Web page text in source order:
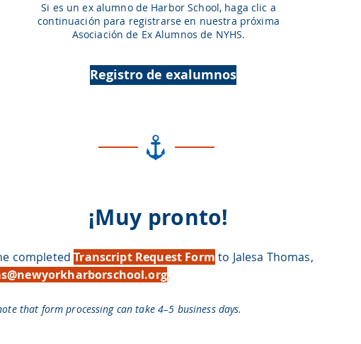
Si es un ex alumno de Harbor School, haga clic a
continuación para registrarse en nuestra próxima
Asociación de Ex Alumnos de NYHS.
Registro de exalumnos
¡Muy pronto!
completedTranscript Request Form to Jalesa Thomas,
.
that form processing can take 4–5 business days.